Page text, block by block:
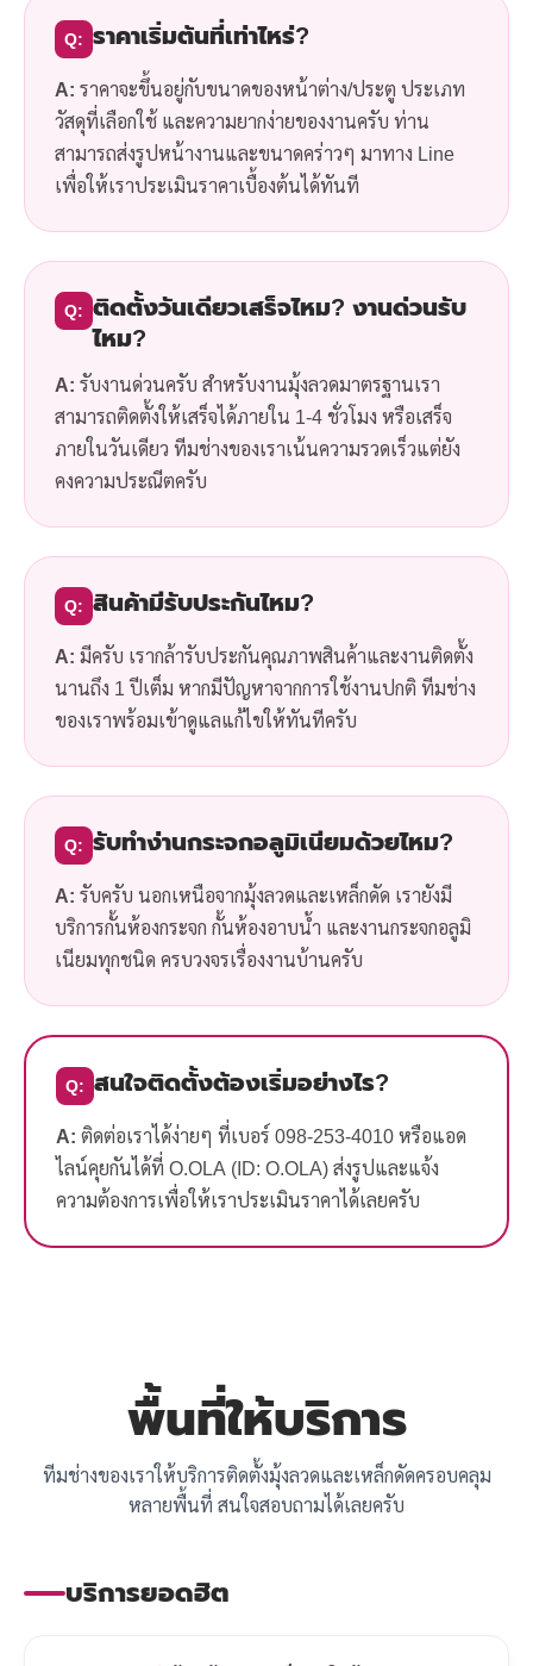
Q: ราคาเริ่มต้นที่เท่าไหร่?
A: ราคาจะขึ้นอยู่กับขนาดของหน้าต่าง/ประตู ประเภท
วัสดุที่เลือกใช้ และความยากง่ายของงานครับ ท่าน
สามารถส่งรูปหน้างานและขนาดคร่าวๆ มาทาง Line
เพื่อให้เราประเมินราคาเบื้องต้นได้ทันที
Q: ติดตั้งวันเดียวเสร็จไหม? งานด่วนรับ
ไหม?
A: รับงานด่วนครับ สำหรับงานมุ้งลวดมาตรฐานเรา
สามารถติดตั้งให้เสร็จได้ภายใน 1-4 ชั่วโมง หรือเสร็จ
ภายในวันเดียว ทีมช่างของเราเน้นความรวดเร็วแต่ยัง
คงความประณีตครับ
Q: สินค้ามีรับประกันไหม?
A: มีครับ เรากล้ารับประกันคุณภาพสินค้าและงานติดตั้ง
นานถึง 1 ปีเต็ม หากมีปัญหาจากการใช้งานปกติ ทีมช่าง
ของเราพร้อมเข้าดูแลแก้ไขให้ทันทีครับ
Q: รับทำง่านกระจกอลูมิเนียมด้วยไหม?
A: รับครับ นอกเหนือจากมุ้งลวดและเหล็กดัด เรายังมี
บริการกั้นห้องกระจก กั้นห้องอาบน้ำ และงานกระจกอลูมิ
เนียมทุกชนิด ครบวงจรเรื่องงานบ้านครับ
Q: สนใจติดตั้งต้องเริ่มอย่างไร?
A: ติดต่อเราได้ง่ายๆ ที่เบอร์ 098-253-4010 หรือแอด
ไลน์คุยกันได้ที่ O.OLA (ID: O.OLA) ส่งรูปและแจ้ง
ความต้องการเพื่อให้เราประเมินราคาได้เลยครับ
พื้นที่ให้บริการ
ทีมช่างของเราให้บริการติดตั้งมุ้งลวดและเหล็กดัดครอบคลุม
หลายพื้นที่ สนใจสอบถามได้เลยครับ
บริการยอดฮิต